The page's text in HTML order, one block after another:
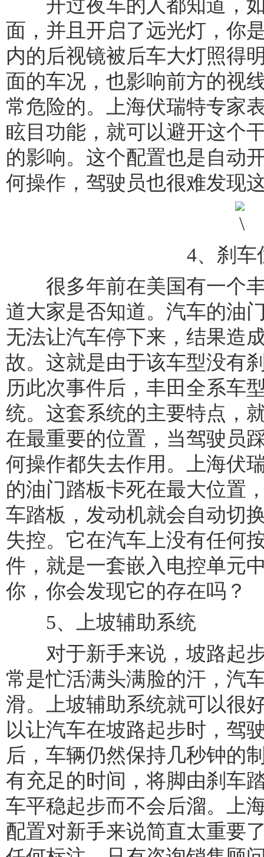
开过夜车的人都知道，如
面，并且开启了远光灯，你
内的后视镜被后车大灯照得
面的车况，也影响前方的视
常危险的。上海伏瑞特专家
眩目功能，就可以避开这个
的影响。这个配置也是自动
何操作，驾驶员也很难发现
4、刹车
很多年前在美国有一个丰
道大家是否知道。汽车的油
无法让汽车停下来，结果造
故。这就是由于该车型没有
历此次事件后，丰田全系车
统。这套系统的主要特点，
在最重要的位置，当驾驶员
何操作都失去作用。上海伏
的油门踏板卡死在最大位置
车踏板，发动机就会自动切
失控。它在汽车上没有任何
件，就是一套嵌入电控单元
你，你会发现它的存在吗？
5、上坡辅助系统
对于新手来说，坡路起步
常是忙活满头满脸的汗，汽
滑。上坡辅助系统就可以很
以让汽车在坡路起步时，驾
后，车辆仍然保持几秒钟的
有充足的时间，将脚由刹车
车平稳起步而不会后溜。上
配置对新手来说简直太重要